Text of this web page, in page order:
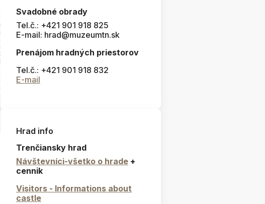
Svadobné obrady
Tel.č.: +421 901 918 825
E-mail: hrad@muzeumtn.sk
Prenájom hradných priestorov
Tel.č.: +421 901 918 832
E-mail
Hrad info
Trenčiansky hrad
Návštevníci-všetko o hrade +
cennik
Visitors - Informations about
castle